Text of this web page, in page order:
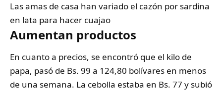
Las amas de casa han variado el cazón por sardina
en lata para hacer cuajao
Aumentan productos
En cuanto a precios, se encontró que el kilo de
papa, pasó de Bs. 99 a 124,80 bolívares en menos
de una semana. La cebolla estaba en Bs. 77 y subió